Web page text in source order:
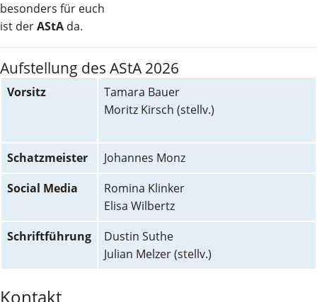
besonders für euch
ist derAStA da.
Aufstellung des AStA 2026
Vorsitz
Tamara Bauer
Moritz Kirsch (stellv.)
Schatzmeister
Johannes Monz
Social Media
Romina Klinker
Elisa Wilbertz
Schriftführung
Dustin Suthe
Julian Melzer (stellv.)
Kontakt